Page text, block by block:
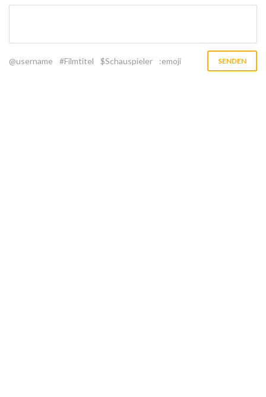
@username #Filmtitel $Schauspieler :emoji